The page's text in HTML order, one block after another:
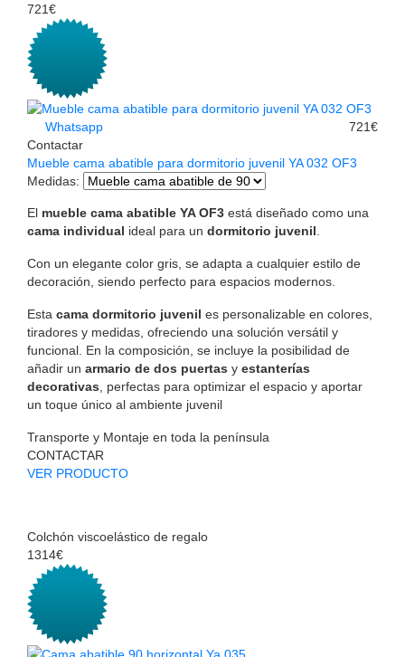
721€
Whatsapp
Contactar
721€
Mueble cama abatible para dormitorio juvenil YA 032 OF3
Medidas:
El mueble cama abatible YA OF3 está diseñado como una
cama individual ideal para un dormitorio juvenil
Con un elegante color gris, se adapta a cualquier estilo de
decoración, siendo perfecto para espacios modernos.
Esta cama dormitorio juvenil es personalizable en colores,
tiradores y medidas, ofreciendo una solución versátil y
funcional. En la composición, se incluye la posibilidad de
añadir un armario de dos puertas y estanterías
decorativas , perfectas para optimizar el espacio y aportar
un toque único al ambiente juvenil
Transporte y Montaje en toda la península
CONTACTAR
VER PRODUCTO
Colchón viscoelástico de regalo
1314€